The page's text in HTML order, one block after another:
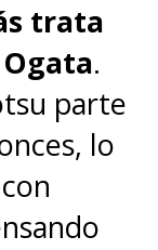
trata
.
parte
lo